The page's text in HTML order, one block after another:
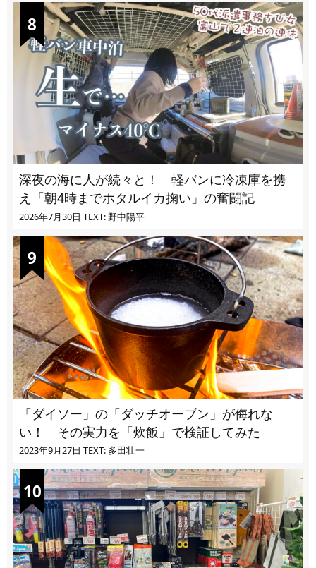
深夜の海に人が続々と！ 軽バンに冷凍庫を携
え「朝4時までホタルイカ掬い」の奮闘記
2026年7月30日 TEXT: 野中陽平
「ダイソー」の「ダッチオーブン」が侮れな
い！ その実力を「炊飯」で検証してみた
2023年9月27日 TEXT: 多田壮一